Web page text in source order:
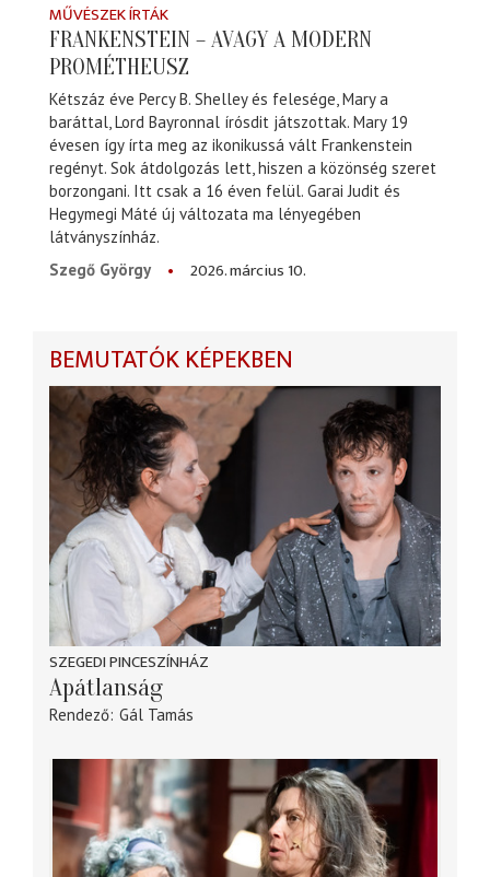
MŰVÉSZEK ÍRTÁK
FRANKENSTEIN – AVAGY A MODERN
PROMÉTHEUSZ
Kétszáz éve Percy B. Shelley és felesége, Mary a
baráttal, Lord Bayronnal írósdit játszottak. Mary 19
évesen így írta meg az ikonikussá vált Frankenstein
regényt. Sok átdolgozás lett, hiszen a közönség szeret
borzongani. Itt csak a 16 éven felül. Garai Judit és
Hegymegi Máté új változata ma lényegében
látványszínház.
Szegő György
2026. március 10.
BEMUTATÓK KÉPEKBEN
SZEGEDI PINCESZÍNHÁZ
Apátlanság
Rendező Gál Tamás